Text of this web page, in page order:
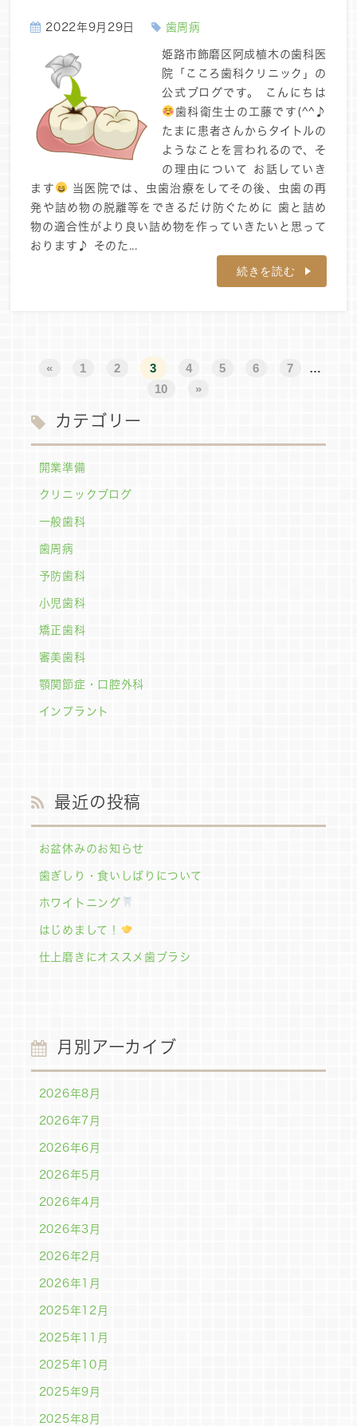
2022年9月29日 歯周病
姫路市飾磨区阿成植木の歯科医
院「こころ歯科クリニック」の
公式ブログです。 こんにちは
歯科衛生士の工藤です(^^♪
たまに患者さんからタイトルの
ようなことを言われるので、そ
の理由について お話していき
ます
当医院では、虫歯治療をしてその後、虫歯の再
発や詰め物の脱離等をできるだけ防ぐために 歯と詰め
物の適合性がより良い詰め物を作っていきたいと思って
おります♪ そのた...
続きを読む
« 1 2 3 4 5 6 7
…
10
»
カテゴリー
開業準備
クリニックブログ
一般歯科
歯周病
予防歯科
小児歯科
矯正歯科
審美歯科
顎関節症・口腔外科
インプラント
最近の投稿
お盆休みのお知らせ
歯ぎしり・食いしばりについて
ホワイトニング
はじめまして！
仕上磨きにオススメ歯ブラシ
月別アーカイブ
2026年8月
2026年7月
2026年6月
2026年5月
2026年4月
2026年3月
2026年2月
2026年1月
2025年12月
2025年11月
2025年10月
2025年9月
2025年8月